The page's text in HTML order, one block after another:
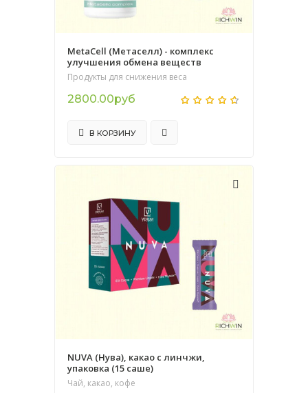
MetaCell (Метаселл) - комплекс
улучшения обмена веществ
Продукты для снижения веса
2800.00руб
В КОРЗИНУ
NUVA (Нува), какао с линчжи,
упаковка (15 саше)
Чай, какао, кофе